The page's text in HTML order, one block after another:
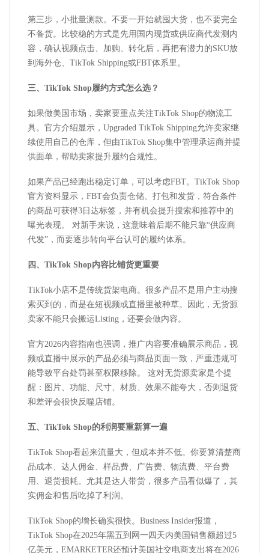
第三步，小批量测款。不要一开始就囤大货，也不要完全
不备货。比较稳的方式是先用国内现货或供应商代发测内
容，确认视频点击、加购、转化后，再把有潜力的SKU放
到海外仓、 TikTok Shipping或FBT体系里。
三、 TikTok Shop履约方式怎么选？
如果做美国市场，卖家要重点关注TikTok Shop的物流工
具。官方介绍显示， Upgraded TikTok Shipping允许卖家继
续使用自己的仓库，但由TikTok Shop集中管理承运商并提
供面单，帮助卖家提升履约合规性。
如果产品已经跑出稳定订单，可以考虑FBT。 TikTok Shop
官方资料显示， FBT会负责仓储、打包和发货，符合条件
的商品可获得3 日达标签，并有机会提升搜索和推荐中的
曝光表现。 对新手来说，这意味着后期不能只靠“供应商
代发”，而要逐步转向平台认可的履约体系。
四、 TikTok Shop内容比铺货更重要
TikTok小店不是传统货架电商。很多产品不是用户主动搜
索买到的，而是在短视频或直播里被种草。因此，无货源
卖家不能只会搬运Listing ，还要会做内容。
官方2026内容指南也强调，推广内容要准确展示商品，视
频或直播中展示的产品必须与商品页面一致，严重违规可
能导致平台处罚甚至权限移除。 这对无货源卖家是个提
醒：图片、功能、尺寸、材质、效果不能夸大，否则退货
和差评会很快反噬店铺。
五、 TikTok Shop的利润要重新算一遍
TikTok Shop看起来流量大，但成本并不低。你要算清楚商
品成本、达人佣金、样品费、广告费、物流费、平台费
用、退货损耗。尤其是达人带货，很多产品看似爆了，其
实佣金和售后吃掉了利润。
TikTok Shop的增长确实很快。 Business Insider报道，
TikTok Shop在2025年黑五到网一四天内美国销售额超过5
亿美元， EMARKETER还预计美国社交电商支出将在2026